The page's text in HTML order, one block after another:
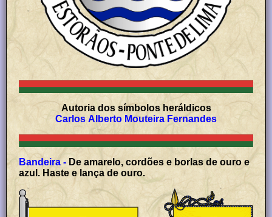
Autoria dos símbolos heráldicos
Carlos Alberto Mouteira Fernandes
Bandeira - De amarelo, cordões e borlas de ouro e
azul. Haste e lança de ouro.